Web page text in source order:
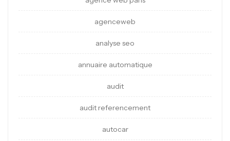
agenceweb
analyse seo
annuaire automatique
audit
audit referencement
autocar